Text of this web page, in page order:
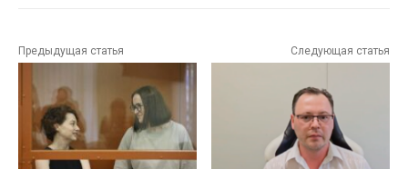
Предыдущая статья Следующая статья